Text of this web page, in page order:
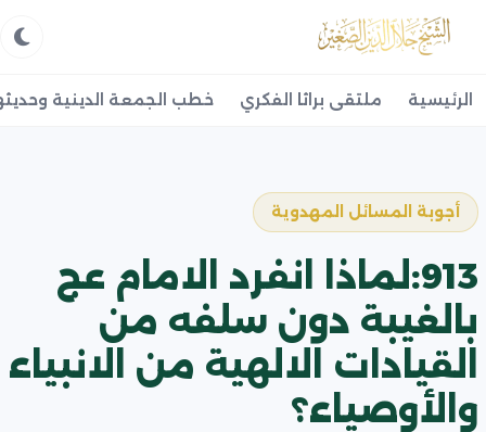
الرئيسية ملتقى براثا الفكري خطب الجمعة الدينية
أجوبة المسائل المهدوية
913:لماذا انفرد الامام عج
بالغيبة دون سلفه من
القيادات الالهية من الانبياء
والأوصياء؟